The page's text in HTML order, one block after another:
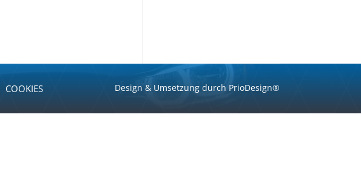
COOKIES Design & Umsetzung durch PrioDesign®